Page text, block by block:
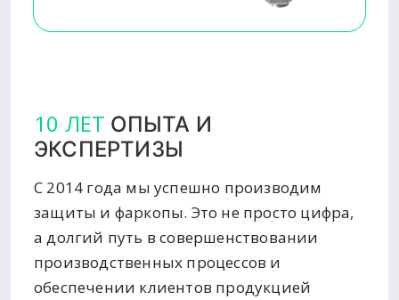
10 ЛЕТ ОПЫТА И
ЭКСПЕРТИЗЫ
С 2014 года мы успешно производим
защиты и фаркопы. Это не просто цифра,
а долгий путь в совершенствовании
производственных процессов и
обеспечении клиентов продукцией